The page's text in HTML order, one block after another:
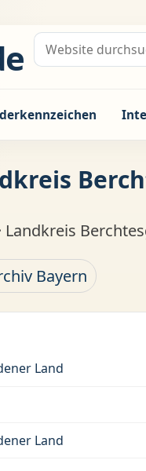
Suche nach:
Bayern
Land
Land